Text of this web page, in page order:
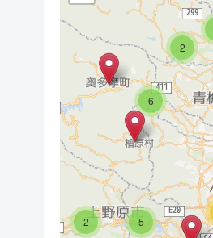
2
6
2
5